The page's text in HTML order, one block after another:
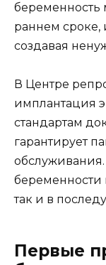
беременность
раннем сроке,
создавая
В Центре
имплантация
стандартам
гарантирует
обслуживания.
беременности
так и в
Первые